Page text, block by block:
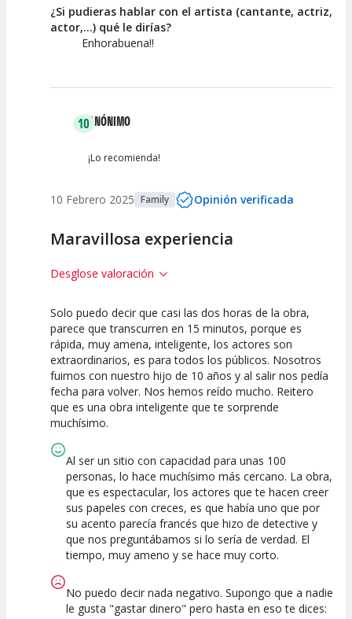
¿Si pudieras hablar con el artista (cantante, actriz,
actor,...) qué le dirías?
Enhorabuena!!
10ANÓNIMO
¡Lo recomienda!
10 Febrero 2025 Family Opinión verificada
Maravillosa experiencia
Desglose valoración
10
Calidad del
Espectáculo
10
Puesta en
Escena
10
Interpretación
artística
Solo puedo decir que casi las dos horas de la obra,
parece que transcurren en 15 minutos, porque es
rápida, muy amena, inteligente, los actores son
extraordinarios, es para todos los públicos. Nosotros
fuimos con nuestro hijo de 10 años y al salir nos pedía
fecha para volver. Nos hemos reído mucho. Reitero
que es una obra inteligente que te sorprende
muchísimo.
Al ser un sitio con capacidad para unas 100
personas, lo hace muchísimo más cercano. La obra,
que es espectacular, los actores que te hacen creer
sus papeles con creces, es que había uno que por
su acento parecía francés que hizo de detective y
que nos preguntábamos si lo sería de verdad. El
tiempo, muy ameno y se hace muy corto.
No puedo decir nada negativo. Supongo que a nadie
le gusta "gastar dinero" pero hasta en eso te dices: